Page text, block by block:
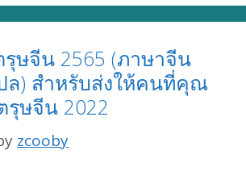
ษจีน 2565 (ภาษาจีน
ล) สำหรับส่งให้คนที่คุณ
รุษจีน 2022
zcooby